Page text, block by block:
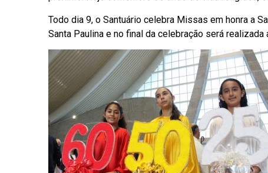
Todo dia 9, o Santuário celebra Missas em honra a
Santa Paulina e no final da celebração será